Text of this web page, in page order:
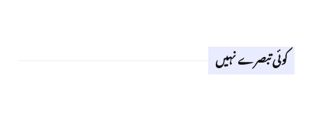
کوئی تبصرے نہیں